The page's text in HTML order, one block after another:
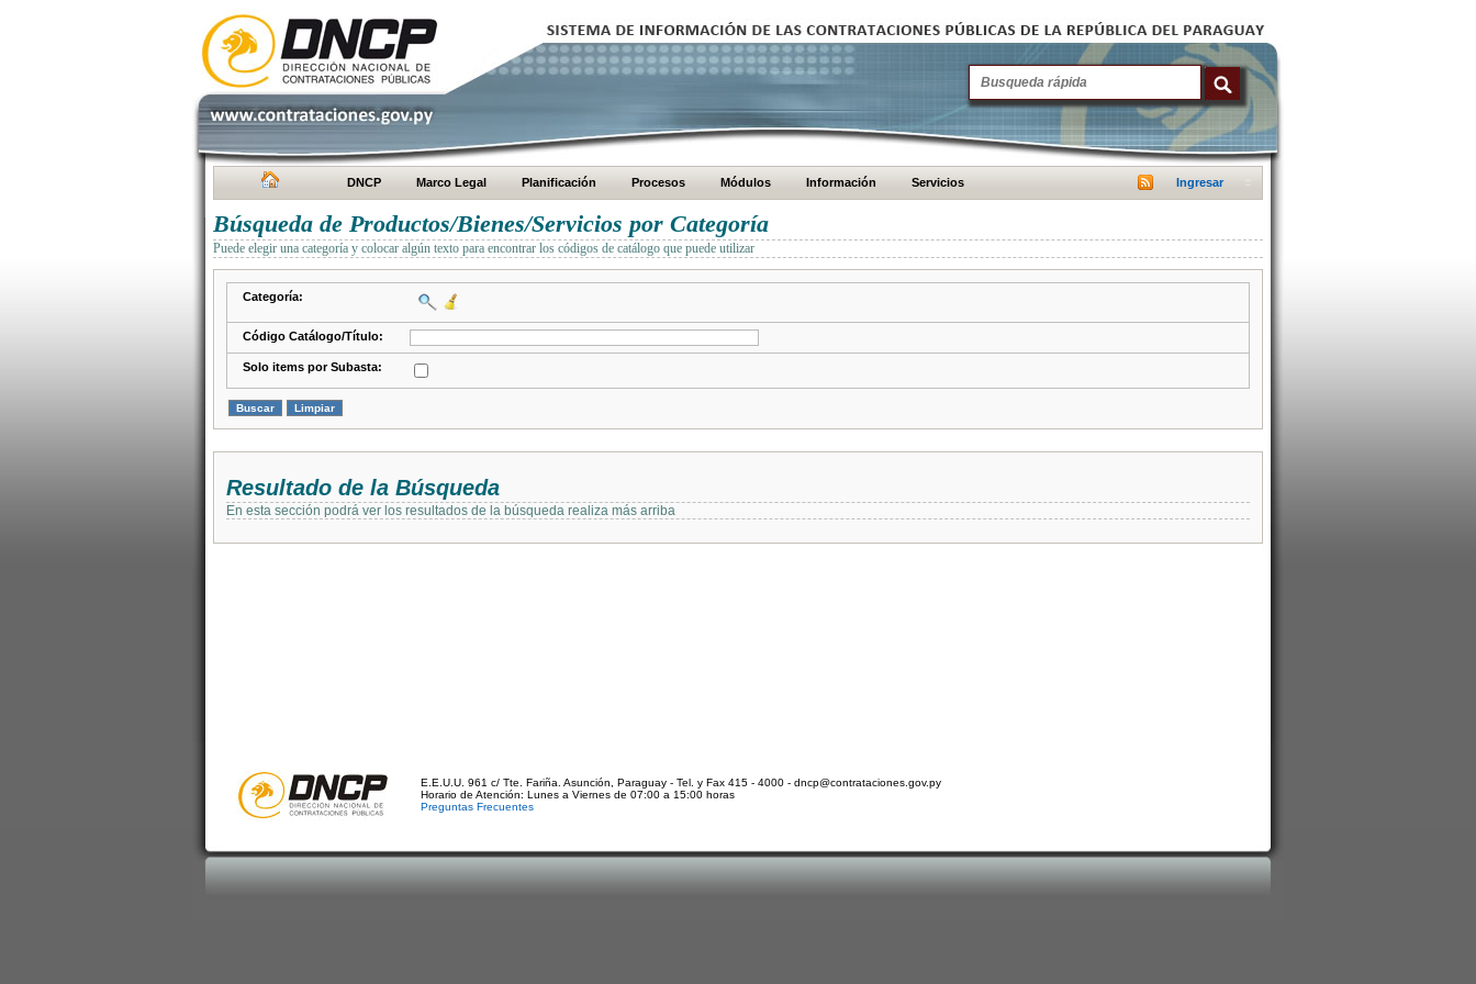
DNCP Marco Legal Planificación Procesos Módulos Información Servicios Ingresar
Búsqueda de Productos/Bienes/Servicios por Categoría
Puede elegir una categoría y colocar algún texto para encontrar los códigos de catálogo que puede utilizar
Categoría:
Código Catálogo/Título:
Solo items por Subasta:
Resultado de la Búsqueda
En esta sección podrá ver los resultados de la búsqueda realiza más arriba
E.E.U.U. 961 c/ Tte. Fariña. Asunción, Paraguay - Tel. y Fax 415 - 4000 - dncp@contrataciones.gov.py
Horario de Atención: Lunes a Viernes de 07:00 a 15:00 horas
Preguntas Frecuentes